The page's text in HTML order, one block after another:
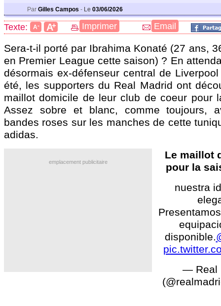
Par Gilles Campos - Le 03/06/2026
Texte: A- A+ Imprimer Email
Sera-t-il porté par Ibrahima Konaté (27 ans,
en Premier League cette saison) ? En
désormais ex-défenseur central de
été, les supporters du Real Madrid ont
maillot domicile de leur club de coeur pour
Assez sobre et blanc, comme toujours,
bandes roses sur les manches de cette
adidas.
emplacement publicitaire
Le maillot
pour la
nuestra
disponible.
— Real